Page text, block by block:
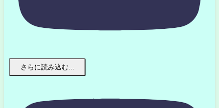
さらに読み込む...